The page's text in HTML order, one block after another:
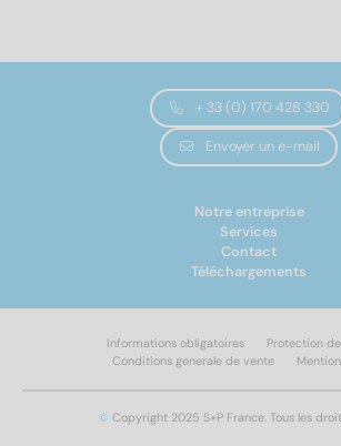
Modèle de filetage
700 (1)
Appliquer un filtre
+ 33 (0) 170 428 330
Envoyer un e-mail
Notre entreprise
Services
Contact
Téléchargements
© Copyright 2025 S+P France. Tous les
Informations obligatoires
Protection
Conditions generale de vente